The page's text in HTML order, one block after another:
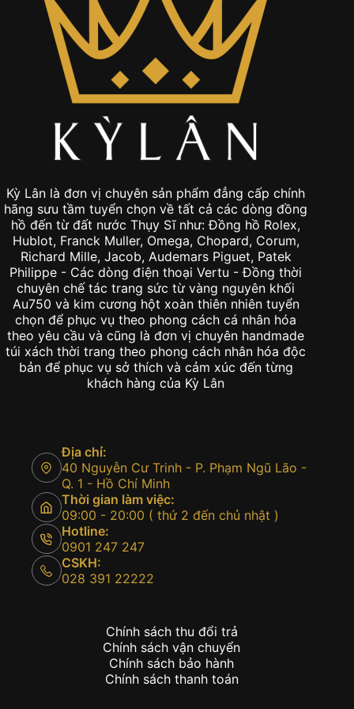
Kỳ Lân là đơn vị chuyên sản phẩm đẳng cấp chính
hãng sưu tầm tuyển chọn về tất cả các dòng đồng
hồ đến từ đất nước Thụy Sĩ như: Đồng hồ Rolex,
Hublot, Franck Muller, Omega, Chopard, Corum,
Richard Mille, Jacob, Audemars Piguet, Patek
Philippe - Các dòng điện thoại Vertu - Đồng thời
chuyên chế tác trang sức từ vàng nguyên khối
Au750 và kim cương hột xoàn thiên nhiên tuyển
chọn để phục vụ theo phong cách cá nhân hóa
theo yêu cầu và cũng là đơn vị chuyên handmade
túi xách thời trang theo phong cách nhân hóa độc
bản để phục vụ sở thích và cảm xúc đến từng
khách hàng của Kỳ Lân
Địa chỉ:
40 Nguyễn Cư Trinh - P. Phạm Ngũ Lão -
Q. 1 - Hồ Chí Minh
Thời gian làm việc:
09:00 - 20:00 ( thứ 2 đến chủ nhật )
Hotline:
0901 247 247
CSKH:
028 391 22222
Chính sách thu đổi trả
Chính sách vận chuyển
Chính sách bảo hành
Chính sách thanh toán